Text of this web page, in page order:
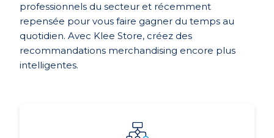
professionnels du secteur et récemment
repensée pour vous faire gagner du temps au
quotidien. Avec Klee Store, créez des
recommandations merchandising encore plus
intelligentes.